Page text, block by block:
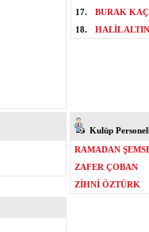
17.
BURAK
18.
HALİL
Kulüp
RAMADAN
ZAFER ÇOBAN
ZİHNİ ÖZTÜRK